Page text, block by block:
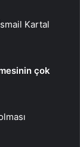
Kartal
çok